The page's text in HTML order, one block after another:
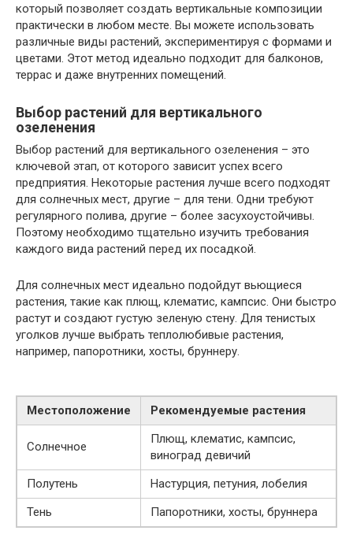
который позволяет создать вертикальные композиции
практически в любом месте. Вы можете использовать
различные виды растений, экспериментируя с формами и
цветами. Этот метод идеально подходит для балконов,
террас и даже внутренних помещений.
Выбор растений для вертикального
озеленения
Выбор растений для вертикального озеленения – это
ключевой этап, от которого зависит успех всего
предприятия. Некоторые растения лучше всего подходят
для солнечных мест, другие – для тени. Одни требуют
регулярного полива, другие – более засухоустойчивы.
Поэтому необходимо тщательно изучить требования
каждого вида растений перед их посадкой.
Для солнечных мест идеально подойдут вьющиеся
растения, такие как плющ, клематис, кампсис. Они быстро
растут и создают густую зеленую стену. Для тенистых
уголков лучше выбрать теплолюбивые растения,
например, папоротники, хосты, бруннеру.
Местоположение Рекомендуемые растения
Солнечное
Плющ, клематис, кампсис,
виноград девичий
Полутень
Настурция, петуния, лобелия
Тень
Папоротники, хосты, бруннера